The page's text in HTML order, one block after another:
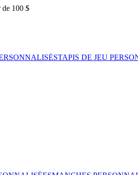
de 100 $
TAPIS DE JEU